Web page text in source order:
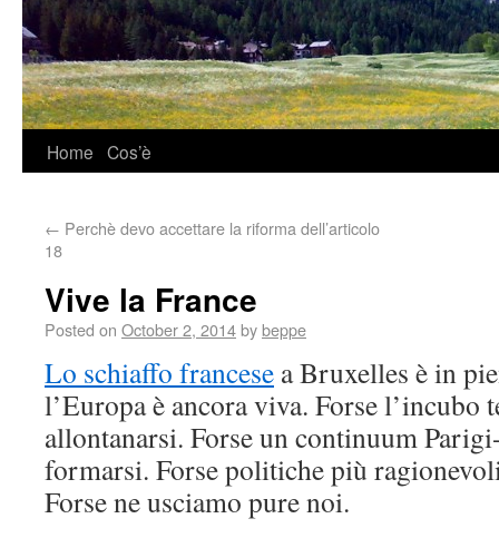
Home Cos’è
← Perchè devo accettare la riforma dell’articolo
18
Vive la France
Posted on October 2, 2014bybeppe
Lo schiaffo francese a Bruxelles è in
l’Europa è ancora viva. Forse l’incubo
allontanarsi. Forse un continuum
formarsi. Forse politiche più
Forse ne usciamo pure noi.